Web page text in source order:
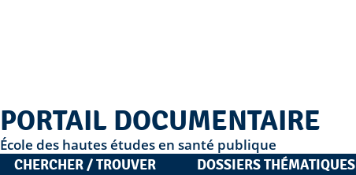
PORTAIL DOCUMENTAIRE
École des hautes études en santé publique
CHERCHER / TROUVER DOSSIERS THÉMATIQUES